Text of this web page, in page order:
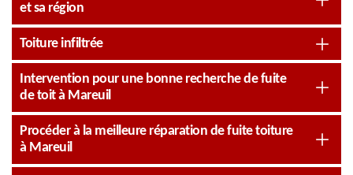
et sa région
Toiture infiltrée
Intervention pour une bonne recherche de fuite
de toit à Mareuil
Procéder à la meilleure réparation de fuite toiture
à Mareuil